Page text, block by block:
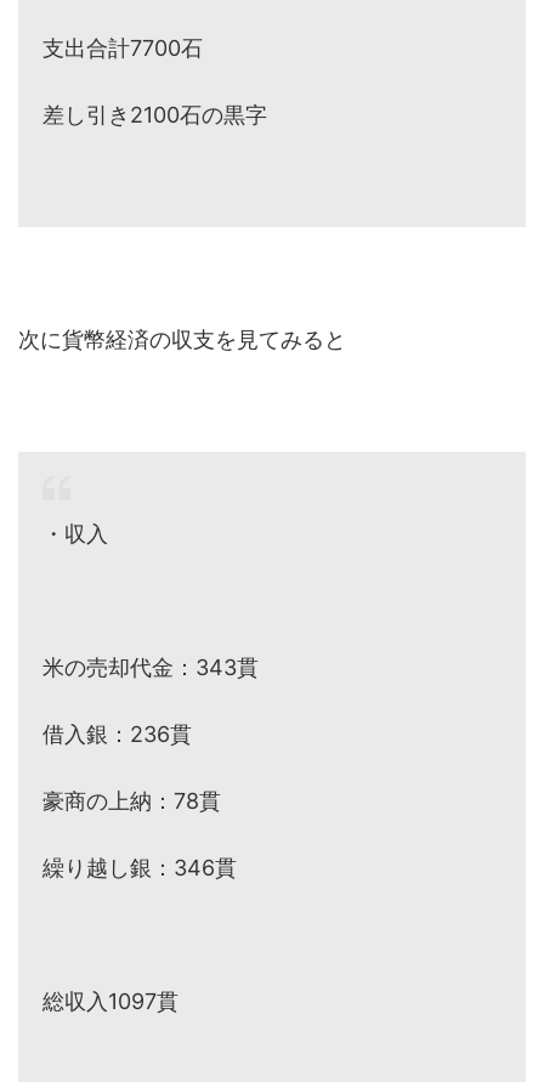
支出合計7700石
差し引き2100石の黒字
次に貨幣経済の収支を見てみると
・収入
米の売却代金：343貫
借入銀：236貫
豪商の上納：78貫
繰り越し銀：346貫
総収入1097貫